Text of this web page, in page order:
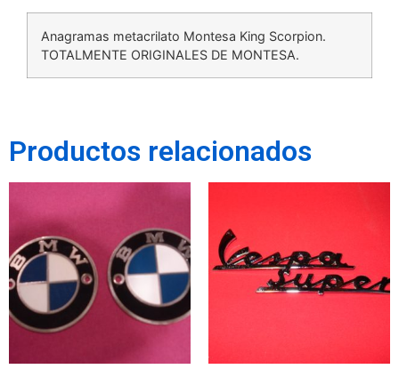
Anagramas metacrilato Montesa King Scorpion.
TOTALMENTE ORIGINALES DE MONTESA.
Productos relacionados